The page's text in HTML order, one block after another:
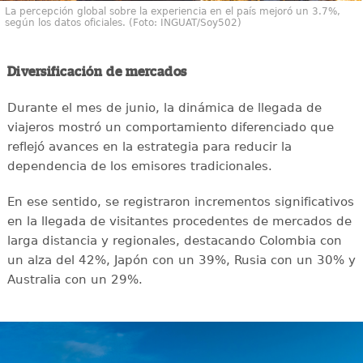
La percepción global sobre la experiencia en el país mejoró un 3.7%,
según los datos oficiales. (Foto: INGUAT/Soy502)
Diversificación de mercados
Durante el mes de junio, la dinámica de llegada de
viajeros mostró un comportamiento diferenciado que
reflejó avances en la estrategia para reducir la
dependencia de los emisores tradicionales.
En ese sentido, se registraron incrementos significativos
en la llegada de visitantes procedentes de mercados de
larga distancia y regionales, destacando Colombia con
un alza del 42%, Japón con un 39%, Rusia con un 30% y
Australia con un 29%.